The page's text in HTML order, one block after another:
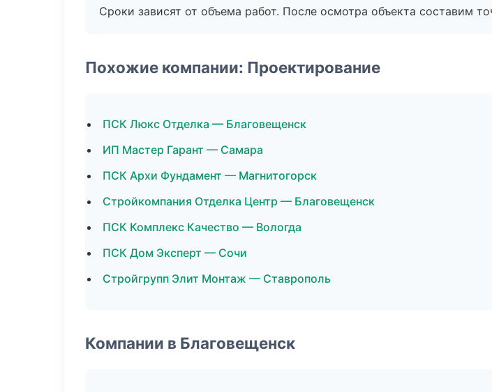
Сроки зависят от объема работ. После осмотра объекта составим
Похожие компании: Проектирование
ПСК Люкс Отделка — Благовещенск
ИП Мастер Гарант — Самара
ПСК Архи Фундамент — Магнитогорск
Стройкомпания Отделка Центр — Благовещенск
ПСК Комплекс Качество — Вологда
ПСК Дом Эксперт — Сочи
Стройгрупп Элит Монтаж — Ставрополь
Компании в Благовещенск